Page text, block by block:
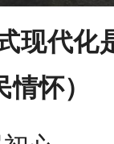
现代化
怀）